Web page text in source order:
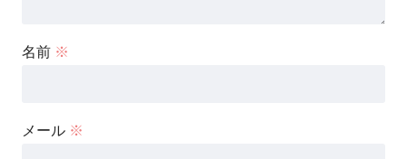
名前 ※
メール ※